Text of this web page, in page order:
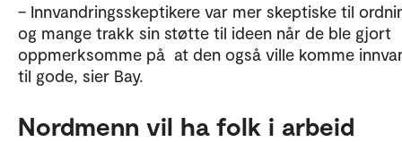
– Innvandringsskeptikere var mer skeptiske til
og mange trakk sin støtte til ideen når de ble gjort
oppmerksomme på at den også ville komme
til gode, sier Bay.
Nordmenn vil ha folk i arbeid